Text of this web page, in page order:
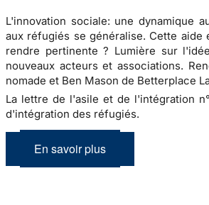
L'innovation sociale: une dynamique
aux réfugiés se généralise. Cette
rendre pertinente ? Lumière sur
nouveaux acteurs et associations.
nomade et Ben Mason de Betterplace
La lettre de l'asile et de l'intégration
d'intégration des réfugiés.
En savoir plus